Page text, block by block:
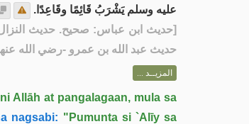
عليه وسلم يَشْرَبُ قَائِمًا وقَاعِدًا.
[حديث ابن عباس: صحيح. حديث
حديث عبد الله بن عمرو -رضي الله
المزيــد ...
Allāh at pangalagaan, mula sa
nagsabi: "Pumunta si `Alīy sa